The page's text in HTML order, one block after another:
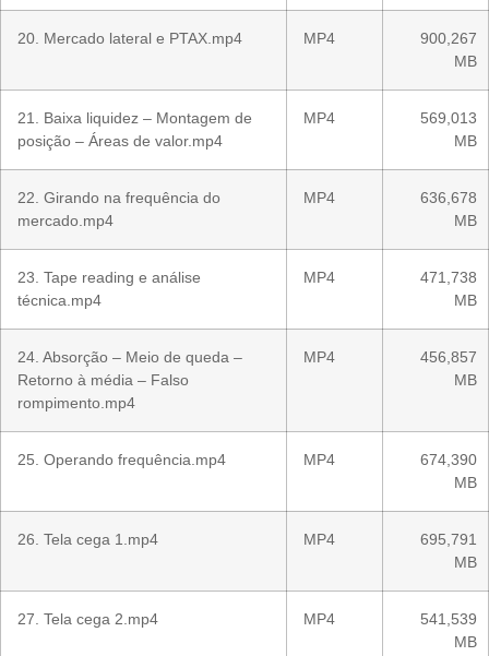
20. Mercado lateral e PTAX.mp4 MP4
900,267
MB
21. Baixa liquidez – Montagem de
posição – Áreas de valor.mp4
MP4
569,013
MB
22. Girando na frequência do
mercado.mp4
MP4
636,678
MB
23. Tape reading e análise
técnica.mp4
MP4
471,738
MB
24. Absorção – Meio de queda –
Retorno à média – Falso
rompimento.mp4
MP4
456,857
MB
25. Operando frequência.mp4 MP4
674,390
MB
26. Tela cega 1.mp4 MP4
695,791
MB
27. Tela cega 2.mp4 MP4
541,539
MB